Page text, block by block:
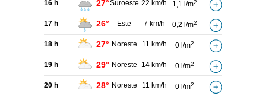
16 h 27°Suroeste 22 km/h 1,1 l/m2
17 h 26° Este 7 km/h 0,2 l/m2
18 h 27° Noreste 11 km/h 0 l/m2
19 h 29° Noreste 14 km/h 0 l/m2
20 h 28° Noreste 11 km/h 0 l/m2